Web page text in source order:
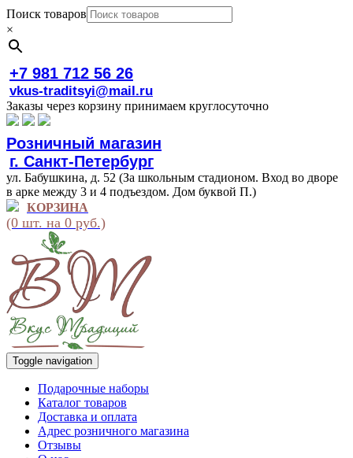
Поиск товаров
×
+7 981 712 56 26
vkus-traditsyi@mail.ru
Заказы через корзину принимаем круглосуточно
Розничный магазин
г. Санкт-Петербург
ул. Бабушкина, д. 52 (За школьным стадионом. Вход во дворе
в арке между 3 и 4 подъездом. Дом буквой П.)
КОРЗИНА
(0 шт. на 0 руб.)
Toggle navigation
Подарочные наборы
Каталог товаров
Доставка и оплата
Адрес розничного магазина
Отзывы